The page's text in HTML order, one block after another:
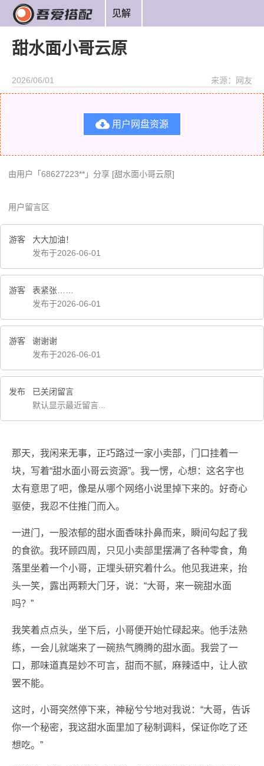
见解
甜水面小哥云原
2026/06/01 来源：网友
 用户网盘资源
由用户「68627223**」分享 [甜水面小哥云原]
用户留言区
游客
大大加油！
发布于2026-06-01
游客
表紧张……
发布于2026-06-01
游客
谢谢谢
发布于2026-06-01
发布
已关闭留言
默认显示最近留言...
那天，我闲来无事，正巧路过一家小卖部，门口挂着一
块，写着“甜水面小哥云资源”。我一愣，心想：这名字也
太有意思了吧，像是从哪个网络小说里掉下来的。好奇心
驱使，我忍不住推门而入。
一进门，一股浓郁的甜水面香味扑鼻而来，瞬间勾起了我
的食欲。我环顾四周，只见小卖部里摆满了各种零食，角
落里坐着一个小哥，正埋头研究着什么。他见我进来，抬
头一笑，露出两颗大门牙，说：“大哥，来一碗甜水面
吗？”
我笑着点点头，坐下后，小哥便开始忙碌起来。他手法熟
练，一会儿就端来了一碗热气腾腾的甜水面。我尝了一
口，那味道真是妙不可言，甜而不腻，麻辣适中，让人欲
罢不能。
这时，小哥突然停下来，神秘兮兮地对我说：“大哥，告诉
你一个秘密，我这甜水面里加了秘制调料，保证你吃了还
想吃。”